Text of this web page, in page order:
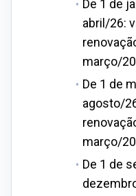
De 1 de
abril/26:
março/
De 1 de
agosto/
março/
De 1 de